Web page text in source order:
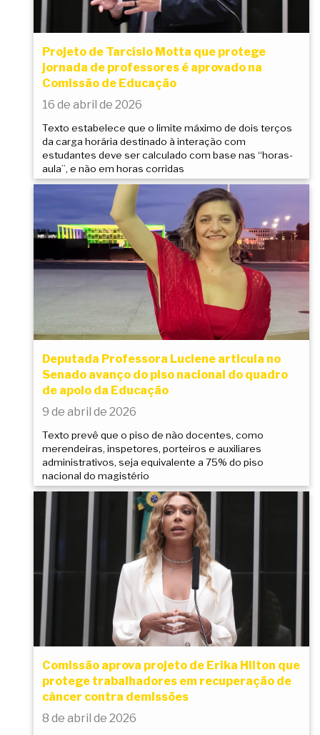
Projeto de Tarcísio Motta que protege
jornada de professores é aprovado na
Comissão de Educação
16 de abril de 2026
Texto estabelece que o limite máximo de dois terços
da carga horária destinado à interação com
estudantes deve ser calculado com base nas “horas-
aula”, e não em horas corridas
Deputada Professora Luciene articula no
Senado avanço do piso nacional do quadro
de apoio da Educação
9 de abril de 2026
Texto prevê que o piso de não docentes, como
merendeiras, inspetores, porteiros e auxiliares
administrativos, seja equivalente a 75% do piso
nacional do magistério
Comissão aprova projeto de Erika Hilton que
protege trabalhadores em recuperação de
câncer contra demissões
8 de abril de 2026